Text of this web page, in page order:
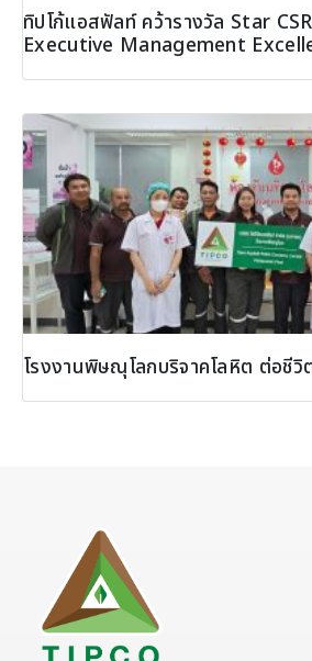
ทิปโก้แอสฟัลท์ คว้ารางวัล Star
Executive Management
โรงงานพิษณุโลกบริจาคโลหิต ต่อชี